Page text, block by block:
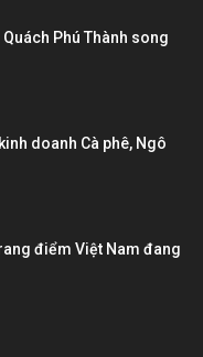
Quách Phú Thành song
doanh Cà phê, Ngô
điểm Việt Nam đang